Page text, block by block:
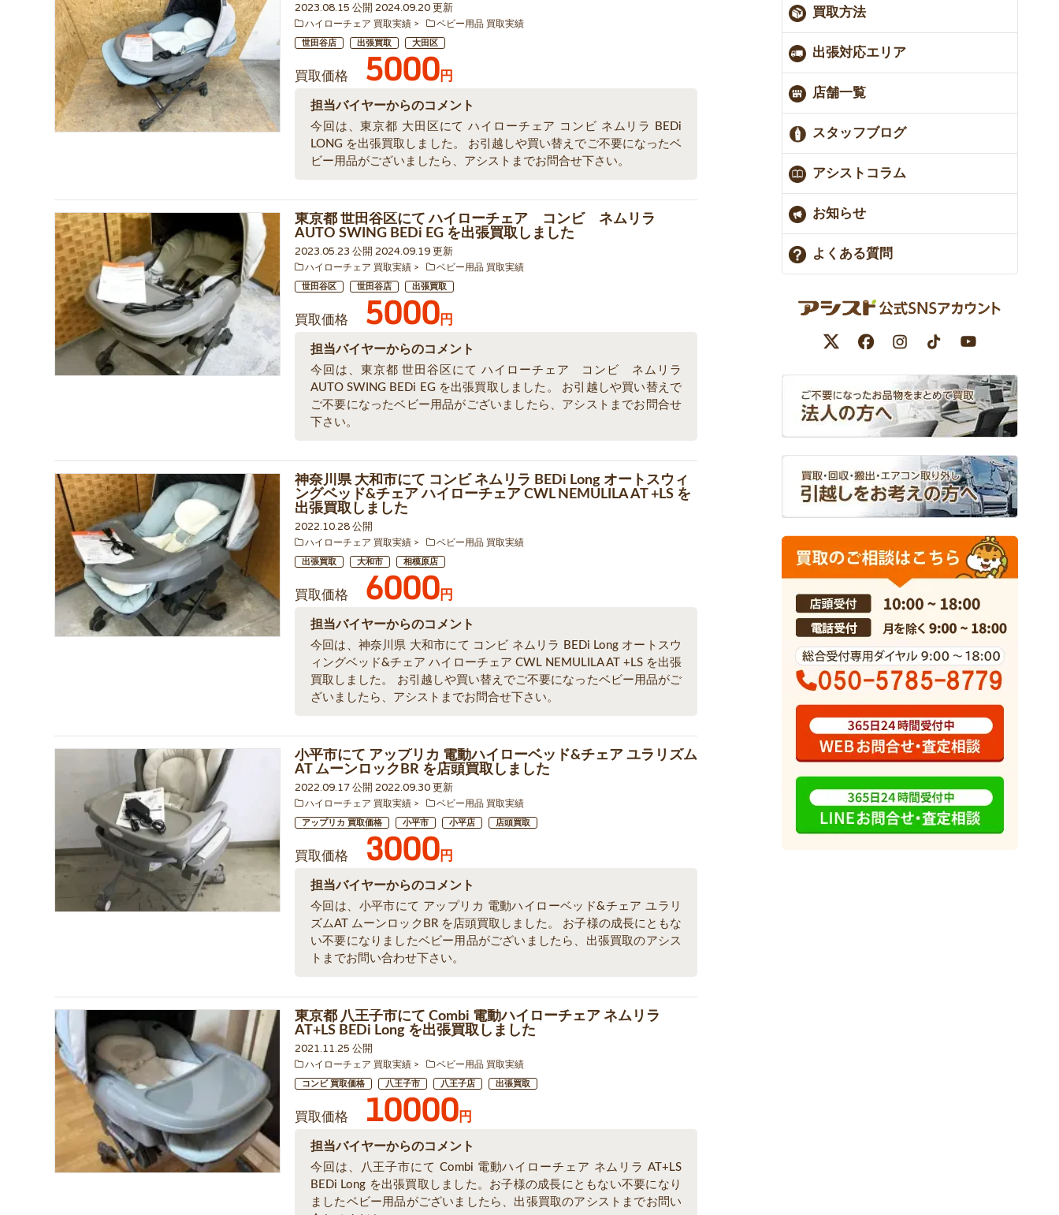
2023.08.15 公開 2024.09.20 更新
ハイローチェア 買取実績 ベビー用品 買取実績
世田谷店 出張買取 大田区
買取価格 5000円
担当バイヤーからのコメント
今回は、東京都 大田区にて ハイローチェア コンビ ネムリラ BEDi
LONG を出張買取しました。 お引越しや買い替えでご不要になったベ
ビー用品がございましたら、アシストまでお問合せ下さい。
東京都 世田谷区にて ハイローチェア コンビ ネムリラ
AUTO SWING BEDi EG を出張買取しました
2023.05.23 公開 2024.09.19 更新
ハイローチェア 買取実績 ベビー用品 買取実績
世田谷区 世田谷店 出張買取
買取価格 5000円
担当バイヤーからのコメント
今回は、東京都 世田谷区にて ハイローチェア コンビ ネムリラ
AUTO SWING BEDi EG を出張買取しました。 お引越しや買い替えで
ご不要になったベビー用品がございましたら、アシストまでお問合せ
下さい。
神奈川県 大和市にて コンビ ネムリラ BEDi Long オートスウィ
ングベッド&チェア ハイローチェア CWL NEMULILA AT +LS を
出張買取しました
2022.10.28 公開
ハイローチェア 買取実績 ベビー用品 買取実績
出張買取 大和市 相模原店
買取価格 6000円
担当バイヤーからのコメント
今回は、神奈川県 大和市にて コンビ ネムリラ BEDi Long オートスウ
ィングベッド&チェア ハイローチェア CWL NEMULILA AT +LS を出張
買取しました。 お引越しや買い替えでご不要になったベビー用品がご
ざいましたら、アシストまでお問合せ下さい。
小平市にて アップリカ 電動ハイローベッド&チェア ユラリズム
AT ムーンロックBR を店頭買取しました
2022.09.17 公開 2022.09.30 更新
ハイローチェア 買取実績 ベビー用品 買取実績
アップリカ 買取価格 小平市 小平店 店頭買取
買取価格 3000円
担当バイヤーからのコメント
今回は、小平市にて アップリカ 電動ハイローベッド&チェア ユラリ
ズムAT ムーンロックBR を店頭買取しました。 お子様の成長にともな
い不要になりましたベビー用品がございましたら、出張買取のアシス
トまでお問い合わせ下さい。
東京都 八王子市にて Combi 電動ハイローチェア ネムリラ
AT+LS BEDi Long を出張買取しました
2021.11.25 公開
ハイローチェア 買取実績 ベビー用品 買取実績
コンビ 買取価格 八王子市 八王子店 出張買取
買取価格 10000円
担当バイヤーからのコメント
今回は、八王子市にて Combi 電動ハイローチェア ネムリラ AT+LS
BEDi Long を出張買取しました。お子様の成長にともない不要になり
ましたベビー用品がございましたら、出張買取のアシストまでお問い
買取方法
出張対応エリア
店舗一覧
スタッフブログ
アシストコラム
お知らせ
よくある質問